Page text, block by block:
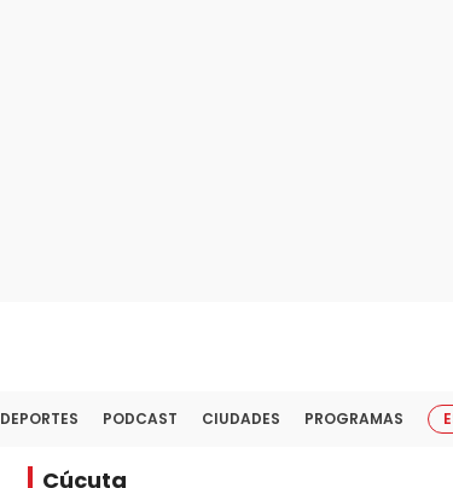
DEPORTES PODCAST CIUDADES PROGRAMAS
Cúcuta